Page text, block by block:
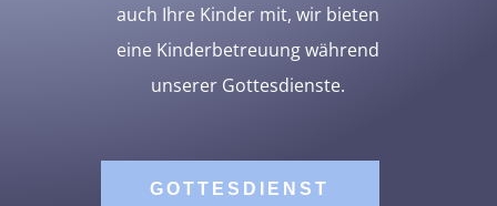
auch Ihre Kinder mit, wir bieten
eine Kinderbetreuung während
unserer Gottesdienste.
GOTTESDIENST